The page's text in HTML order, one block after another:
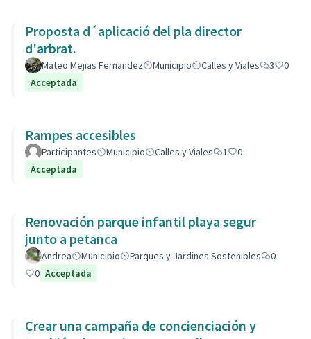
Proposta d´aplicació del pla director
d'arbrat.
Mateo Mejias Fernandez Municipio Calles y Viales 3
0
Acceptada
Rampes accesibles
Participantes Municipio Calles y Viales 1
0
Acceptada
Renovación parque infantil playa segur
junto a petanca
Andrea Municipio Parques y Jardines Sostenibles
0
0 Acceptada
Crear una campaña de concienciación y